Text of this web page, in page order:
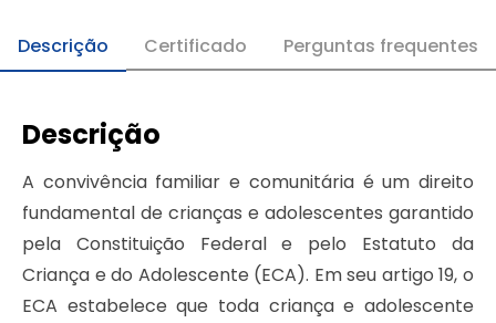
Descrição Certificado Perguntas frequentes
Descrição
A convivência familiar e comunitária é um direito
fundamental de crianças e adolescentes garantido
pela Constituição Federal e pelo Estatuto da
Criança e do Adolescente (ECA). Em seu artigo 19, o
ECA estabelece que toda criança e adolescente